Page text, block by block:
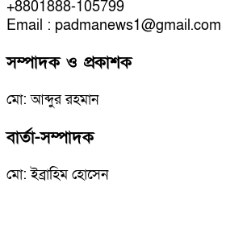
+8801888-105799
Email : padmanews1@gmail.com
সম্পাদক ও প্রকাশক
মো: আব্দুর রহমান
বার্তা-সম্পাদক
মো: ইব্রাহিম হোসেন